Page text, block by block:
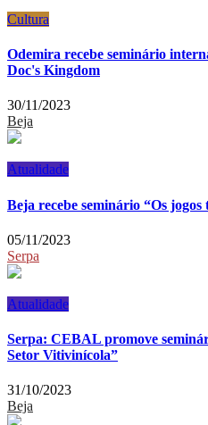
Cultura
Odemira recebe seminário
Doc's Kingdom
30/11/2023
Beja
Atualidade
Beja recebe seminário “Os
05/11/2023
Serpa
Atualidade
Serpa: CEBAL promove
Setor Vitivinícola”
31/10/2023
Beja